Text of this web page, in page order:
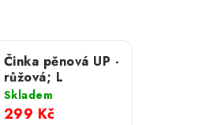
Činka pěnová UP -
růžová; L
Skladem
299 Kč